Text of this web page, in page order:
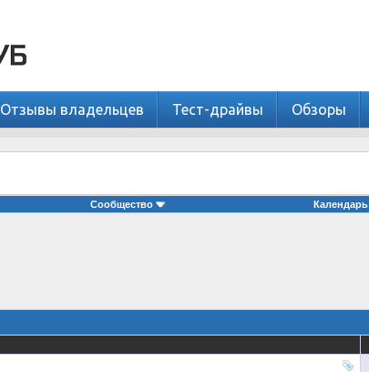
Отзывы владельцев Тест-драйвы Обзоры
Сообщество Календарь